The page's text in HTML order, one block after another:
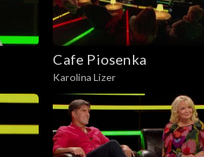
Cafe Piosenka
Karolina Lizer